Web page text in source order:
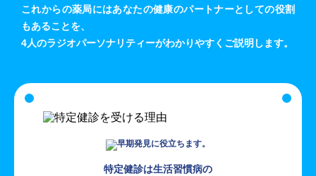
これからの薬局にはあなたの健康のパートナーとしての役割
もあることを、
4人のラジオパーソナリティーがわかりやすくご説明します。
特定健診は生活習慣病の